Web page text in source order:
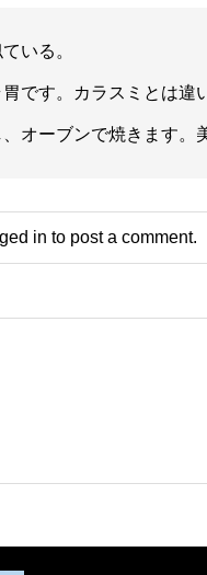
いる。
です。カラスミとは違
オーブンで焼きます。
in to post a comment.